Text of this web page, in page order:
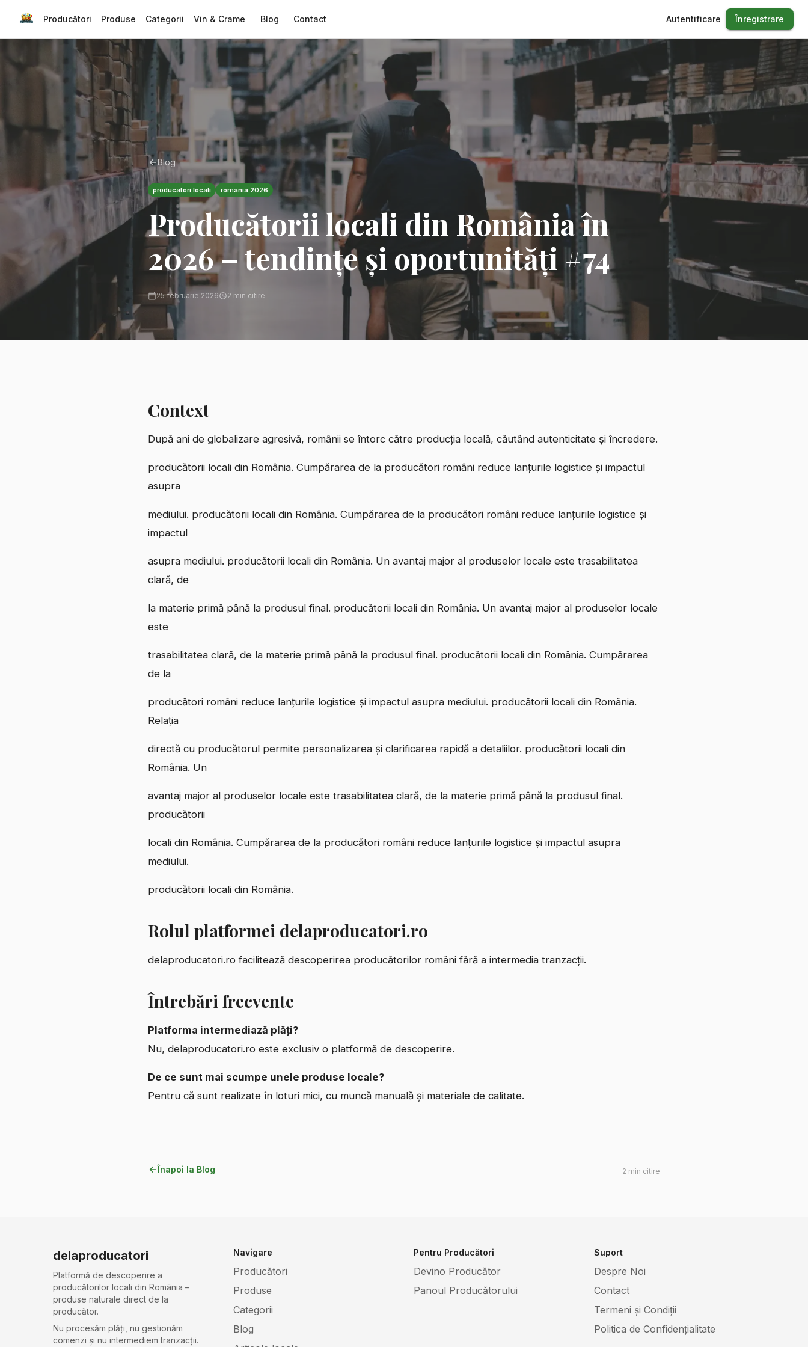
Producători Produse Categorii Vin & Crame Blog Contact Autentificare Înregistrare
Blog
producatori locali romania 2026
Producătorii locali din România în
2026 – tendințe și oportunități #74
25 februarie 2026 2 min citire
Context
După ani de globalizare agresivă, românii se întorc către producția locală, căutând autenticitate și încredere.
producătorii locali din România. Cumpărarea de la producători români reduce lanțurile logistice și impactul
asupra
mediului. producătorii locali din România. Cumpărarea de la producători români reduce lanțurile logistice și
impactul
asupra mediului. producătorii locali din România. Un avantaj major al produselor locale este trasabilitatea
clară, de
la materie primă până la produsul final. producătorii locali din România. Un avantaj major al produselor locale
este
trasabilitatea clară, de la materie primă până la produsul final. producătorii locali din România. Cumpărarea
de la
producători români reduce lanțurile logistice și impactul asupra mediului. producătorii locali din România.
Relația
directă cu producătorul permite personalizarea și clarificarea rapidă a detaliilor. producătorii locali din
România. Un
avantaj major al produselor locale este trasabilitatea clară, de la materie primă până la produsul final.
producătorii
locali din România. Cumpărarea de la producători români reduce lanțurile logistice și impactul asupra
mediului.
producătorii locali din România.
Rolul platformei delaproducatori.ro
delaproducatori.ro facilitează descoperirea producătorilor români fără a intermedia tranzacții.
Întrebări frecvente
Platforma intermediază plăți?
Nu, delaproducatori.ro este exclusiv o platformă de descoperire.
De ce sunt mai scumpe unele produse locale?
Pentru că sunt realizate în loturi mici, cu muncă manuală și materiale de calitate.
Înapoi la Blog 2 min citire
delaproducatori
Platformă de descoperire a
producătorilor locali din România –
produse naturale direct de la
producător.
Nu procesăm plăți, nu gestionăm
comenzi și nu intermediem tranzacții.
Navigare
Producători
Produse
Categorii
Blog
Pentru Producători
Devino Producător
Panoul Producătorului
Suport
Despre Noi
Contact
Termeni și Condiții
Politica de Confidențialitate